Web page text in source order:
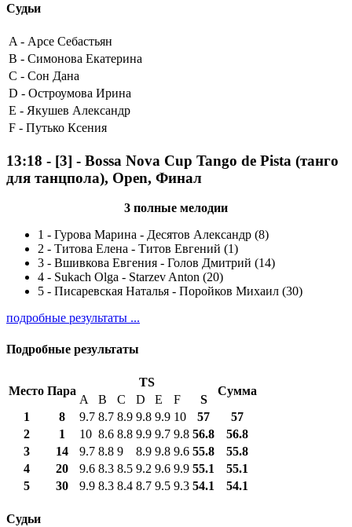
Судьи
A - Арсе Себастьян
B - Симонова Екатерина
C - Сон Дана
D - Остроумова Ирина
E - Якушев Александр
F - Путько Ксения
13:18 - [3] - Bossa Nova Cup Tango de Pista (танго
для танцпола), Open, Финал
3 полные мелодии
1 - Гурова Марина - Десятов Александр (8)
2 - Титова Елена - Титов Евгений (1)
3 - Вшивкова Евгения - Голов Дмитрий (14)
4 - Sukach Olga - Starzev Anton (20)
5 - Писаревская Наталья - Поройков Михаил (30)
подробные результаты ...
Подробные результаты
Место Пара
TS
Сумма
A B C D E F
S
1
8 9.7 8.7 8.9 9.8 9.9 10 57
57
2
1 10 8.6 8.8 9.9 9.7 9.8 56.8
56.8
3
14 9.7 8.8 9 8.9 9.8 9.6 55.8
55.8
4
20 9.6 8.3 8.5 9.2 9.6 9.9 55.1
55.1
5
30 9.9 8.3 8.4 8.7 9.5 9.3 54.1 54.1
Судьи